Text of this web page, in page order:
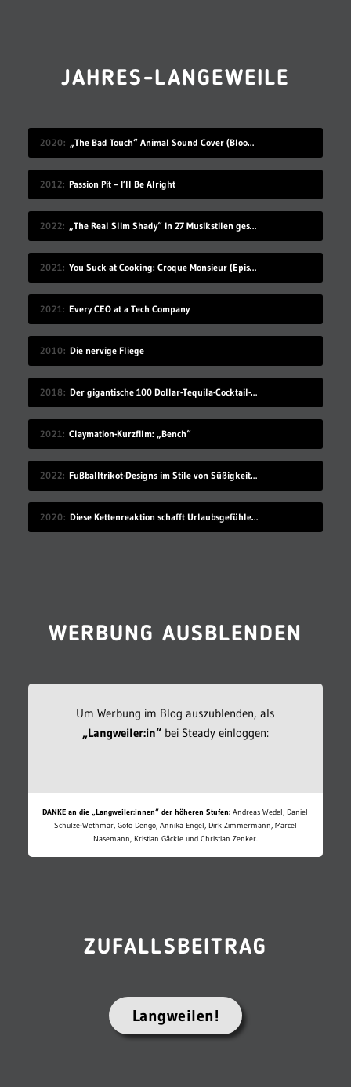
JAHRES-LANGEWEILE
2020 „The Bad Touch“ Animal Sound Cover (Blood Hound Gang)
2012 Passion Pit – I’ll Be Alright
2022 „The Real Slim Shady“ in 27 Musikstilen gesungen
2021 You Suck at Cooking: Croque Monsieur (Episode 131)
2021 Every CEO at a Tech Company
2010 Die nervige Fliege
2018 Der gigantische 100 Dollar-Tequila-Cocktail-Kübel
2021 Claymation-Kurzfilm: „Bench“
2022 Fußballtrikot-Designs im Stile von Süßigkeiten
2020 Diese Kettenreaktion schafft Urlaubsgefühle zuhause
WERBUNG AUSBLENDEN
Um Werbung im Blog auszublenden, als
„Langweiler:in“bei Steady einloggen:
DANKE an die „Langweiler:innen“ der höheren Stufen: Andreas Wedel, Daniel
Schulze-Wethmar, Goto Dengo, Annika Engel, Dirk Zimmermann, Marcel
Nasemann, Kristian Gäckle und Christian Zenker.
ZUFALLSBEITRAG
Langweilen!